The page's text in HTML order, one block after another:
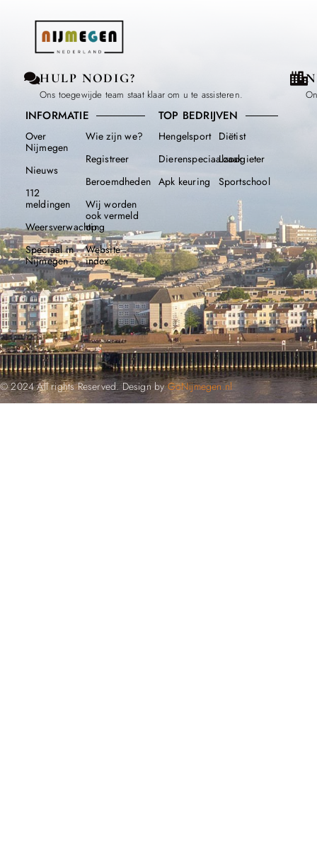
HULP NODIG?
Ons toegewijde team staat klaar om u te assisteren.
INFORMATIE
Over
Nijmegen
Nieuws
112
meldingen
Weersverwachting
Speciaal in
Nijmegen
Wie zijn we?
Registreer
Beroemdheden​
Wij worden
ook vermeld
op
Website
index
TOP BEDRIJVEN
Hengelsport
Dierenspeciaalzaak
Apk keuring
Diëtist
Loodgieter
Sportschool
© 2024 All rights Reserved. Design byGoNijmegen.nl